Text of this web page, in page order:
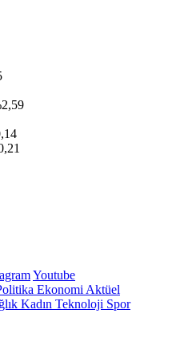
Youtube
Ekonomi Aktüel
Kadın Teknoloji Spor